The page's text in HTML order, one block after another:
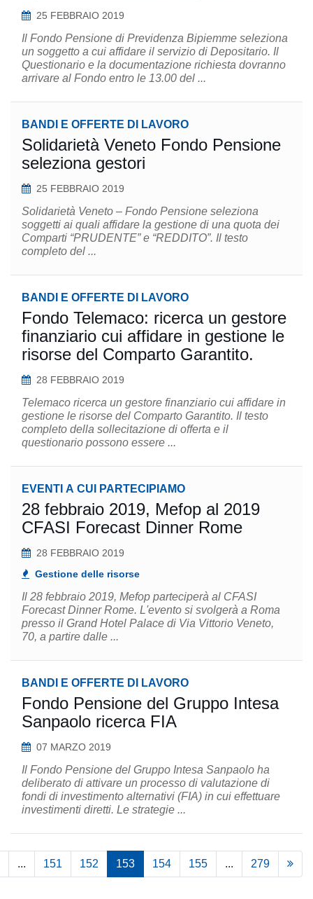
25 FEBBRAIO 2019
Il Fondo Pensione di Previdenza Bipiemme seleziona
un soggetto a cui affidare il servizio di Depositario. Il
Questionario e la documentazione richiesta dovranno
arrivare al Fondo entro le 13.00 del ...
BANDI E OFFERTE DI LAVORO
Solidarietà Veneto Fondo Pensione
seleziona gestori
25 FEBBRAIO 2019
Solidarietà Veneto – Fondo Pensione seleziona
soggetti ai quali affidare la gestione di una quota dei
Comparti “PRUDENTE” e “REDDITO”. Il testo
completo del ...
BANDI E OFFERTE DI LAVORO
Fondo Telemaco: ricerca un gestore
finanziario cui affidare in gestione le
risorse del Comparto Garantito.
28 FEBBRAIO 2019
Telemaco ricerca un gestore finanziario cui affidare in
gestione le risorse del Comparto Garantito. Il testo
completo della sollecitazione di offerta e il
questionario possono essere ...
EVENTI A CUI PARTECIPIAMO
28 febbraio 2019, Mefop al 2019
CFASI Forecast Dinner Rome
28 FEBBRAIO 2019
Gestione delle risorse
Il 28 febbraio 2019, Mefop parteciperà al CFASI
Forecast Dinner Rome. L'evento si svolgerà a Roma
presso il Grand Hotel Palace di Via Vittorio Veneto,
70, a partire dalle ...
BANDI E OFFERTE DI LAVORO
Fondo Pensione del Gruppo Intesa
Sanpaolo ricerca FIA
07 MARZO 2019
Il Fondo Pensione del Gruppo Intesa Sanpaolo ha
deliberato di attivare un processo di valutazione di
fondi di investimento alternativi (FIA) in cui effettuare
investimenti diretti. Le strategie ...
... 151 152 153 154 155 ... 279